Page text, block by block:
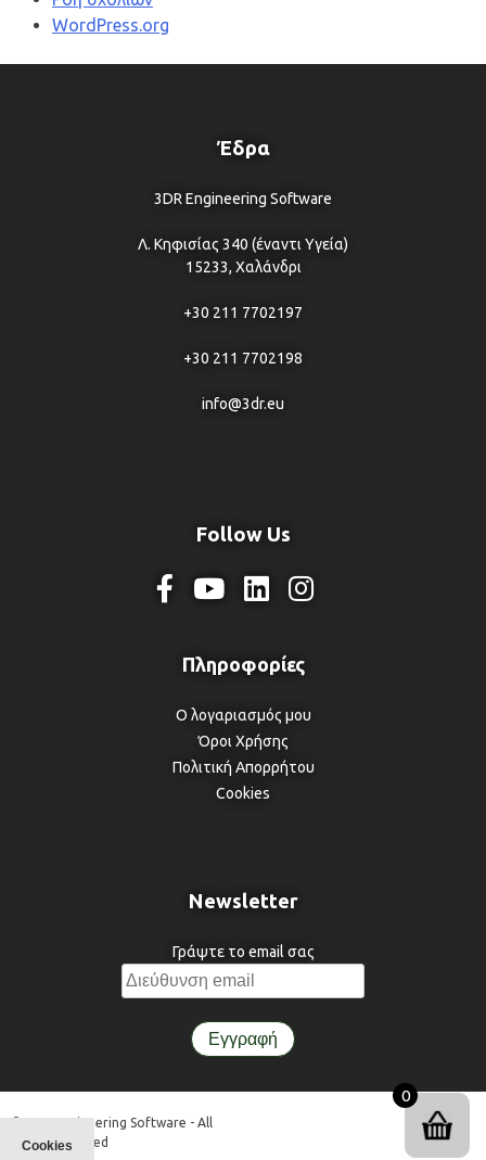
WordPress.org
Έδρα
3DR Engineering Software
Λ. Κηφισίας 340 (έναντι Υγεία)
15233, Χαλάνδρι
+30 211 7702197
+30 211 7702198
info@3dr.eu
Follow Us
Ο λογαριασμός μου
Όροι Χρήσης
Πολιτική Απορρήτου
Cookies
Newsletter
Γράψτε το email σας
© 3DR Engineering Software - All
Rights Reserved
Cookies
0